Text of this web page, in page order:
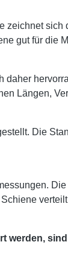
gut für
Längen,
Die